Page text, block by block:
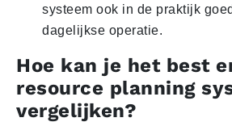
systeem ook in de praktijk
dagelijkse operatie.
Hoe kan je het best
resource planning
vergelijken?